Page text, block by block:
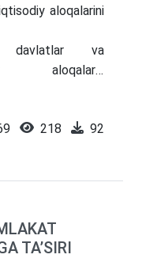
aloqalarini
davlatlar va
aloqalarni
hamda ushbu
globalizatsiya va
barqaror
boradi. Ushbu
aloqalarni
ular iqtisodiy
218 92
TA’SIRI